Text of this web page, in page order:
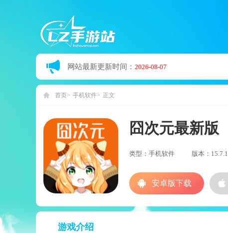
网站最新更新时间： 2026-08-07
首页 手机软件 正文
囧次元最新版
类型：手机软件 版本：15.7.1
游戏介绍